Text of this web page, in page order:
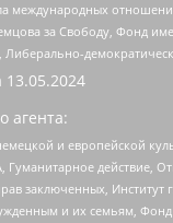
за Свободу, Фонд
13.05.2024
агента:
и европейской
действие,
заключенных,
и их семьям, Фонд